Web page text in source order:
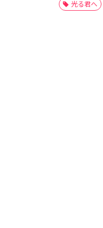
光る君へ